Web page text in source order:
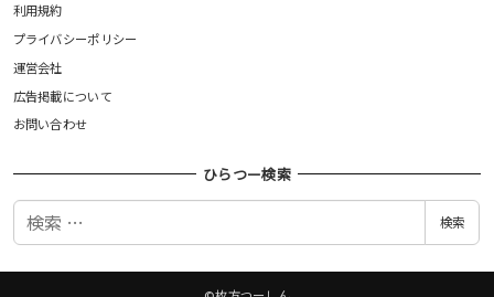
利用規約
プライバシーポリシー
運営会社
広告掲載について
お問い合わせ
ひらつー検索
検
検索